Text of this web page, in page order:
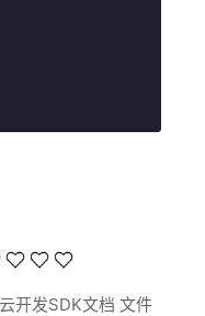
开发SDK文档 文件